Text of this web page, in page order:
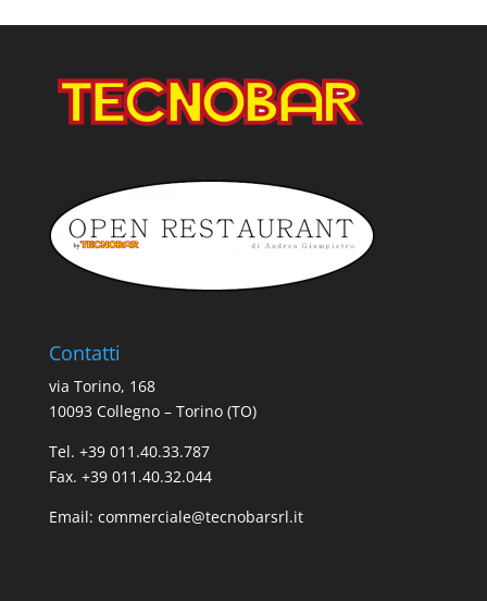
Contatti
via Torino, 168
10093 Collegno – Torino (TO)
Tel. +39 011.40.33.787
Fax. +39 011.40.32.044
Email: commerciale@tecnobarsrl.it